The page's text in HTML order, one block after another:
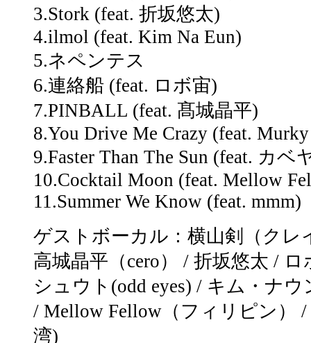
3.Stork (feat. 折坂悠太)
4.ilmol (feat. Kim Na Eun)
5.ネペンテス
6.連絡船 (feat. ロボ宙)
7.PINBALL (feat. 髙城晶平)
8.You Drive Me Crazy (feat.
9.Faster Than The Sun (feat. カベ
10.Cocktail Moon (feat. Mellow
11.Summer We Know (feat. mmm)
ゲストボーカル：横山剣（クレ
高城晶平（cero） / 折坂悠太 /
シュウト(odd eyes) / キム・ナウ
/ Mellow Fellow（フィリピン）
湾)